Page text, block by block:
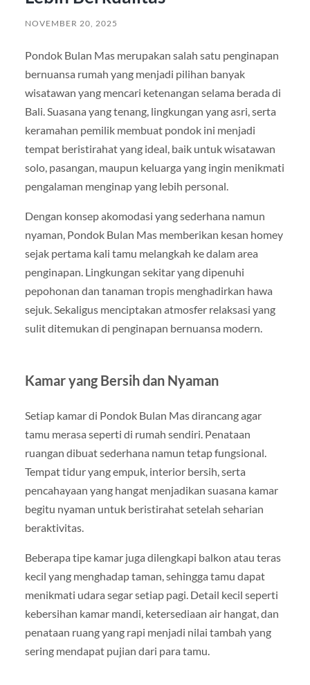
NOVEMBER 20, 2025
Pondok Bulan Mas merupakan salah satu penginapan
bernuansa rumah yang menjadi pilihan banyak
wisatawan yang mencari ketenangan selama berada di
Bali. Suasana yang tenang, lingkungan yang asri, serta
keramahan pemilik membuat pondok ini menjadi
tempat beristirahat yang ideal, baik untuk wisatawan
solo, pasangan, maupun keluarga yang ingin menikmati
pengalaman menginap yang lebih personal.
Dengan konsep akomodasi yang sederhana namun
nyaman, Pondok Bulan Mas memberikan kesan homey
sejak pertama kali tamu melangkah ke dalam area
penginapan. Lingkungan sekitar yang dipenuhi
pepohonan dan tanaman tropis menghadirkan hawa
sejuk. Sekaligus menciptakan atmosfer relaksasi yang
sulit ditemukan di penginapan bernuansa modern.
Kamar yang Bersih dan Nyaman
Setiap kamar di Pondok Bulan Mas dirancang agar
tamu merasa seperti di rumah sendiri. Penataan
ruangan dibuat sederhana namun tetap fungsional.
Tempat tidur yang empuk, interior bersih, serta
pencahayaan yang hangat menjadikan suasana kamar
begitu nyaman untuk beristirahat setelah seharian
beraktivitas.
Beberapa tipe kamar juga dilengkapi balkon atau teras
kecil yang menghadap taman, sehingga tamu dapat
menikmati udara segar setiap pagi. Detail kecil seperti
kebersihan kamar mandi, ketersediaan air hangat, dan
penataan ruang yang rapi menjadi nilai tambah yang
sering mendapat pujian dari para tamu.